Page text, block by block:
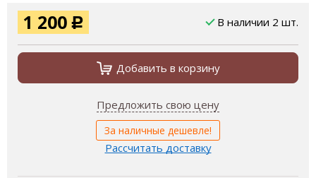
1 200 Р В наличии 2 шт.
Добавить в корзину
Предложить свою цену
За наличные дешевле!
Рассчитать доставку